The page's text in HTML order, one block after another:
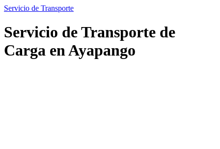
Servicio de Transporte
Servicio de Transporte de
Carga en Ayapango